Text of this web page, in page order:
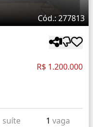
Cód.: 277813
R$ 1.200.000
suíte 1 vaga